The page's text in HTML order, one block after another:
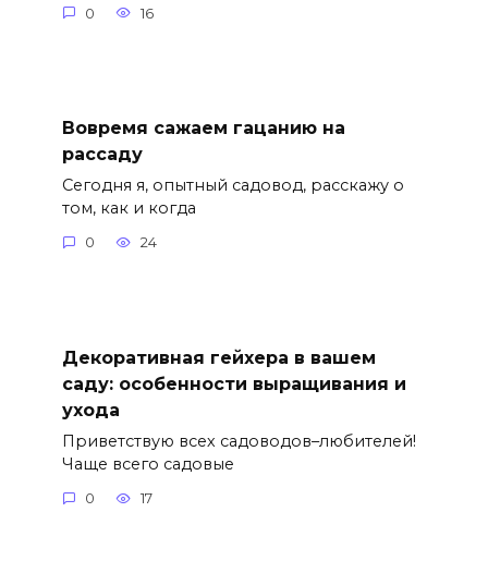
0 16
Вовремя сажаем гацанию на
рассаду
Сегодня я, опытный садовод, расскажу о
том, как и когда
0 24
Декоративная гейхера в вашем
саду: особенности выращивания и
ухода
Приветствую всех садоводов–любителей!
Чаще всего садовые
0 17